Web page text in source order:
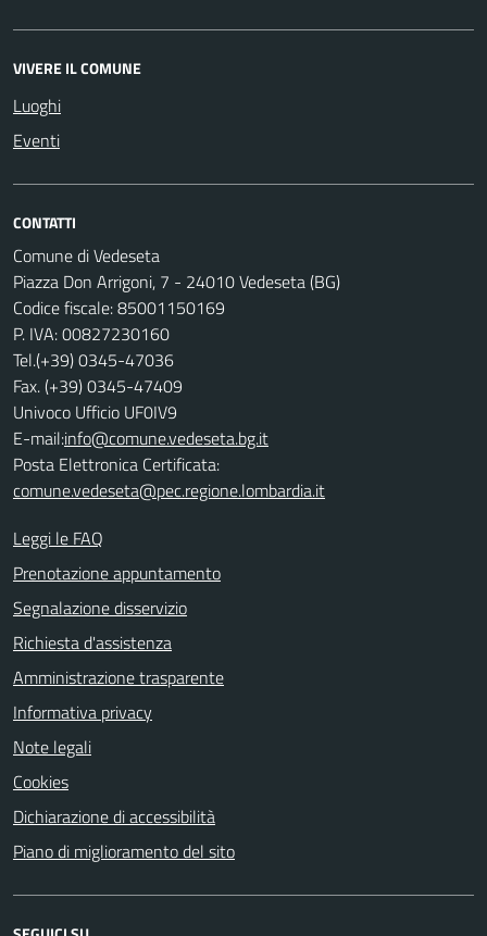
VIVERE IL COMUNE
Luoghi
Eventi
CONTATTI
Comune di Vedeseta
Piazza Don Arrigoni, 7 - 24010 Vedeseta (BG)
Codice fiscale: 85001150169
P. IVA: 00827230160
Tel.(+39) 0345-47036
Fax. (+39) 0345-47409
Univoco Ufficio UF0IV9
E-mail:info@comune.vedeseta.bg.it
Posta Elettronica Certificata:
comune.vedeseta@pec.regione.lombardia.it
Leggi le FAQ
Prenotazione appuntamento
Segnalazione disservizio
Richiesta d'assistenza
Amministrazione trasparente
Informativa privacy
Note legali
Cookies
Dichiarazione di accessibilità
Piano di miglioramento del sito